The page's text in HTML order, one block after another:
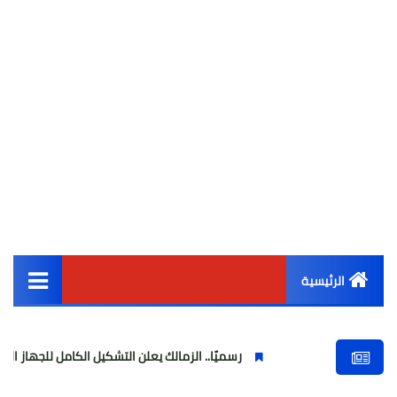
الرئيسية
أخبار مصر
رسميًا.. الزمالك يعلن التشكيل الكامل للجهاز الفني والإداري